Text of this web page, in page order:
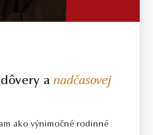
dôvery anadčasovej
ako výnimočné rodinné